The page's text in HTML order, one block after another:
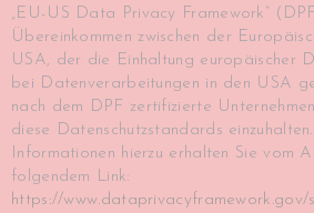
„EU-US Data Privacy Framework“
Übereinkommen zwischen der
USA, der die Einhaltung europäischer
bei Datenverarbeitungen in den USA
nach dem DPF zertifizierte
diese Datenschutzstandards
Informationen hierzu erhalten Sie vom
folgendem Link:
https://